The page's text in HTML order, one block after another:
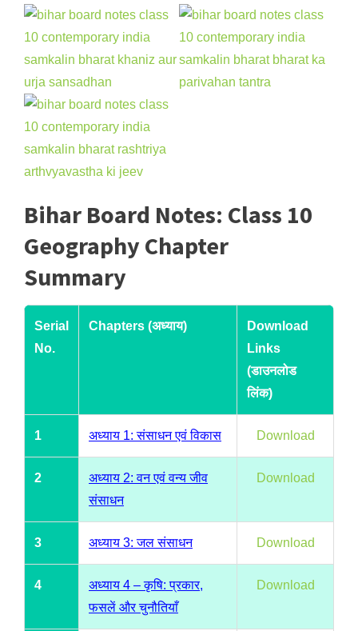
Bihar Board Notes: Class 10
Geography Chapter
Summary
Serial
No.
Chapters (अध्याय)
Download
Links
(डाउनलोड
लिंक)
1 अध्याय 1: संसाधन एवं विकास Download
2
अध्याय 2: वन एवं वन्य जीव
संसाधन
Download
3 अध्याय 3: जल संसाधन Download
4
अध्याय 4 – कृषि: प्रकार,
फसलें और चुनौतियाँ
Download